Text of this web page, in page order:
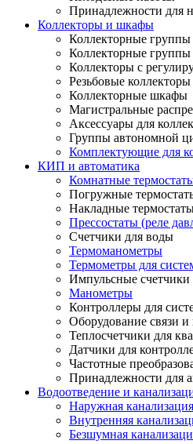
Принадлежности для
Коллекторы и шкафы
Коллекторные группы
Коллекторные группы
Коллекторы с
Резьбовые
Коллекторные шкафы
Магистральные
Аксессуары для
Группы автономной
Комплектующие для
КИП и автоматика
Комнатные
Погружные
Накладные
Прессостаты (реле
Счетчики для воды
Термоманометры
Термометры для
Импульсные счетчики
Манометры
Контроллеры для
Оборудование связи
Теплосчетчики для
Датчики для
Частотные
Принадлежности для
Водоотведение и
Наружная канализация
Внутренняя
Безшумная